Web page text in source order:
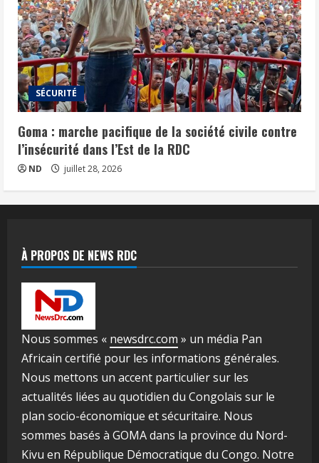
SÉCURITÉ
Goma : marche pacifique de la société civile contre
l’insécurité dans l’Est de la RDC
ND juillet 28, 2026
À PROPOS DE NEWS RDC
Nous sommes « newsdrc.com » un média Pan
Africain certifié pour les informations générales.
Nous mettons un accent particulier sur les
actualités liées au quotidien du Congolais sur le
plan socio-économique et sécuritaire. Nous
sommes basés à GOMA dans la province du Nord-
Kivu en République Démocratique du Congo. Notre